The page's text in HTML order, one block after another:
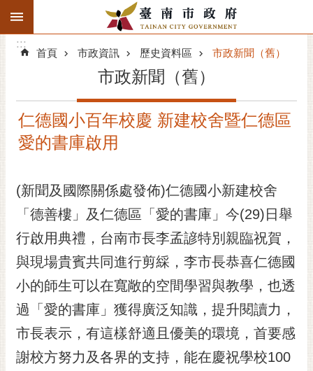
跳到主要內容區塊
搜
階
精彩府城
市府團隊
主題服務
市政資訊
市民互動
黃
偉
哲
:::
:::
首頁 市政資訊 歷史資料區 市政新聞（舊）
市政新聞（舊）
仁德國小百年校慶 新建校舍暨仁德區
愛的書庫啟用
(新聞及國際關係處發佈)仁德國小新建校舍
「德善樓」及仁德區「愛的書庫」今(29)日舉
行啟用典禮，台南市長李孟諺特別親臨祝賀，
與現場貴賓共同進行剪綵，李市長恭喜仁德國
小的師生可以在寬敞的空間學習與教學，也透
過「愛的書庫」獲得廣泛知識，提升閱讀力，
市長表示，有這樣舒適且優美的環境，首要感
謝校方努力及各界的支持，能在慶祝學校100